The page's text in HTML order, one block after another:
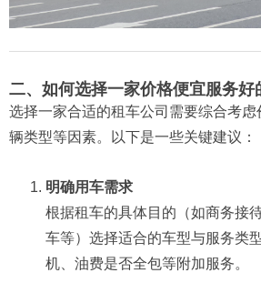
二、如何选择一家价格便宜服务好
选择一家合适的租车公司需要综合考
辆类型等因素。以下是一些关键建议：
明确用车需求
根据租车的具体目的（如商务接
车等）选择适合的车型与服务类
机、油费是否全包等附加服务。